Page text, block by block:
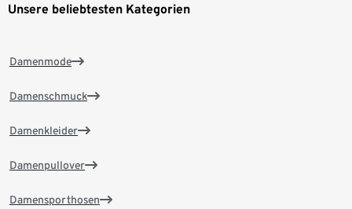
Unsere beliebtesten Kategorien
Damenmode
Damenschmuck
Damenkleider
Damenpullover
Damensporthosen